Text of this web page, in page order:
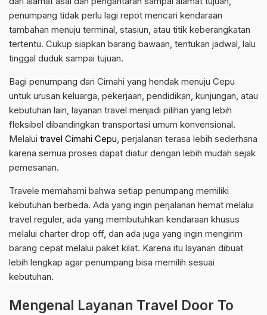
penumpang tidak perlu lagi repot mencari kendaraan
tambahan menuju terminal, stasiun, atau titik keberangkatan
tertentu. Cukup siapkan barang bawaan, tentukan jadwal, lalu
tinggal duduk sampai tujuan.
Bagi penumpang dari Cimahi yang hendak menuju Cepu
untuk urusan keluarga, pekerjaan, pendidikan, kunjungan, atau
kebutuhan lain, layanan travel menjadi pilihan yang lebih
fleksibel dibandingkan transportasi umum konvensional.
Melalui travel Cimahi Cepu, perjalanan terasa lebih sederhana
karena semua proses dapat diatur dengan lebih mudah sejak
pemesanan.
Travele memahami bahwa setiap penumpang memiliki
kebutuhan berbeda. Ada yang ingin perjalanan hemat melalui
travel reguler, ada yang membutuhkan kendaraan khusus
melalui charter drop off, dan ada juga yang ingin mengirim
barang cepat melalui paket kilat. Karena itu layanan dibuat
lebih lengkap agar penumpang bisa memilih sesuai
kebutuhan.
Mengenal Layanan Travel Door To